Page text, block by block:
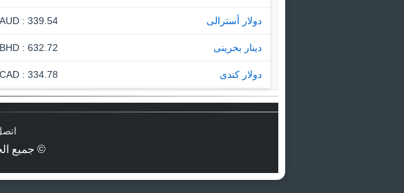
دولار أسترالى 339.54 : AUD
دينار بحرينى 632.72 : BHD
دولار كندى 334.78 : CAD
© جميع